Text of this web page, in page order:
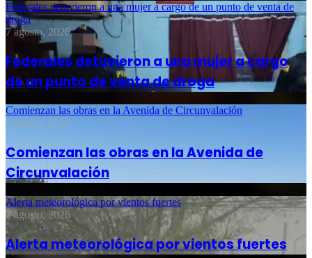
Federales detuvieron a una mujer a cargo de un punto de venta de
droga
7 agosto, 2026
Federales detuvieron a una mujer a cargo
de un punto de venta de droga
Comienzan las obras en la Avenida de Circunvalación
7 agosto, 2026
Comienzan las obras en la Avenida de
Circunvalación
Alerta meteorológica por vientos fuertes
7 agosto, 2026
Alerta meteorológica por vientos fuertes